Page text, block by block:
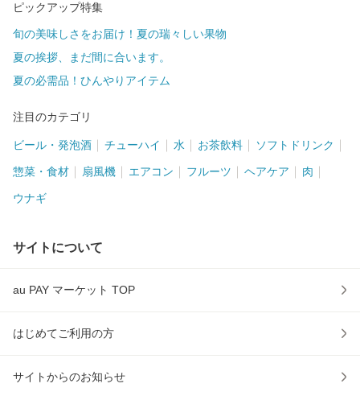
ピックアップ特集
旬の美味しさをお届け！夏の瑞々しい果物
夏の挨拶、まだ間に合います。
夏の必需品！ひんやりアイテム
注目のカテゴリ
ビール・発泡酒 チューハイ 水 お茶飲料 ソフトドリンク
惣菜・食材 扇風機 エアコン フルーツ ヘアケア 肉
ウナギ
サイトについて
au PAY マーケット TOP
はじめてご利用の方
サイトからのお知らせ